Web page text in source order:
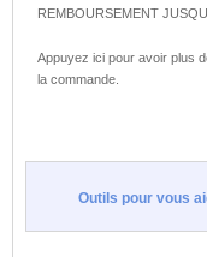
REMBOURSEMENT
Appuyez ici pour avoir plus
la commande.
Outils pour vous